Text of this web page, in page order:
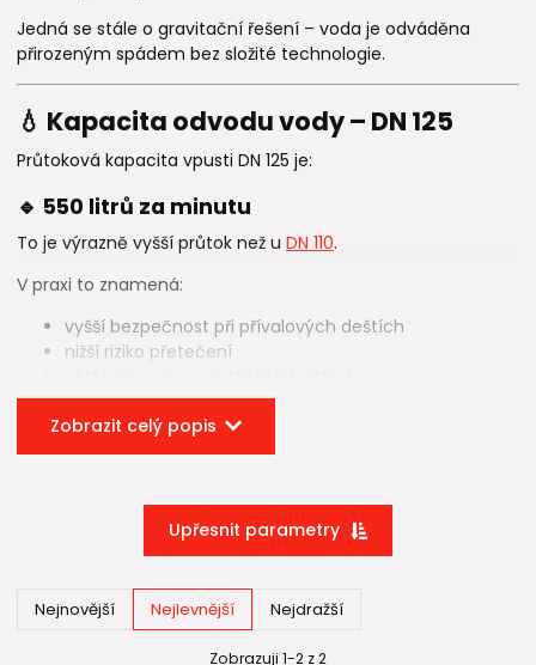
Jedná se stále o gravitační řešení – voda je odváděna
přirozeným spádem bez složité technologie.
💧 Kapacita odvodu vody – DN 125
Průtoková kapacita vpusti DN 125 je:
🔹 550 litrů za minutu
To je výrazně vyšší průtok než u DN 110.
V praxi to znamená:
vyšší bezpečnost při přívalových deštích
nižší riziko přetečení
Pokud je plocha střechy větší nebo chcete mít vyšší jistotu
při extrémních srážkách, DN 125 je vhodnější volbou.
📏 Kdy je DN 125 vhodnější?
větší plochá střecha
vyšší srážkové zatížení
požadavek na vyšší průtokovou rezervu
potrubí DN 125 dle projektu
Zobrazit celý popis
Upřesnit parametry
Nejnovější Nejlevnější Nejdražší
Zobrazuji 1-2 z 2